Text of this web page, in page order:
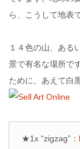
ら、こうして地表
１４色の山、ある
景で有名な場所で
ために、あえて白
★1x “zigzag”：